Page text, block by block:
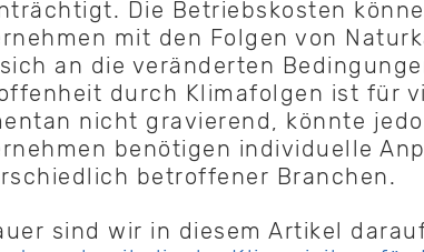
Die Betriebskosten
mit den Folgen von
an die veränderten
durch Klimafolgen ist für
nicht gravierend, könnte
benötigen individuelle
betroffener Branchen.
sind wir in diesem Artikel